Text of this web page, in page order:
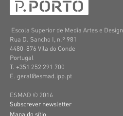
Escola Superior de Media Artes e Design
Rua D. Sancho I, n.º 981
4480-876 Vila do Conde
Portugal
T. +351 252 291 700
E. geral@esmad.ipp.pt
ESMAD © 2016
Subscrever newsletter
Mapa do sítio